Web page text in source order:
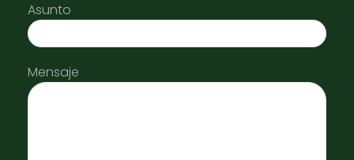
Asunto
Mensaje